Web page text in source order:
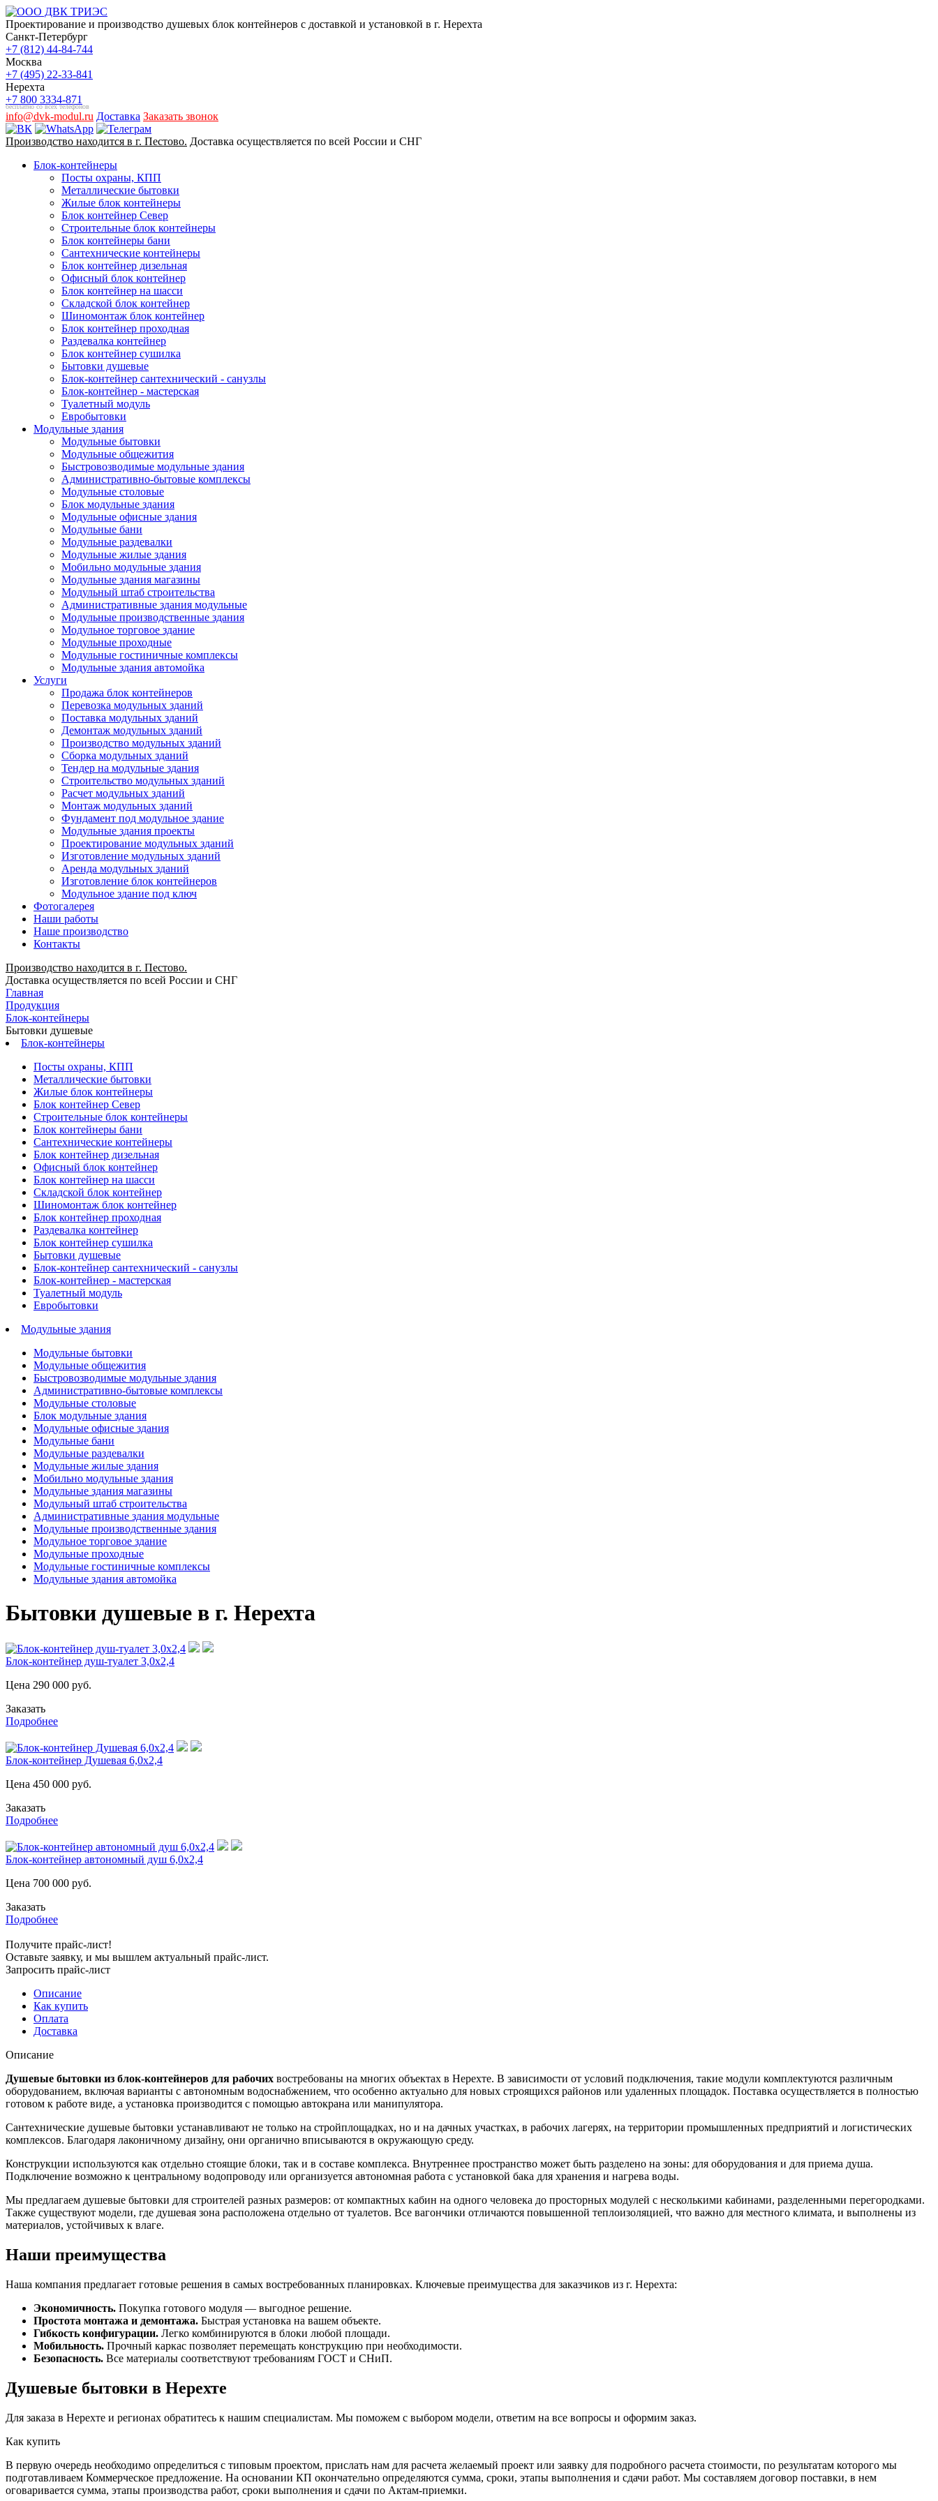
Проектирование и производство душевых блок контейнеров с доставкой и установкой в г. Нерехта
Санкт-Петербург
+7 (812) 44-84-744
Москва
+7 (495) 22-33-841
Нерехта
+7 800 3334-871
бесплатно со всех телефонов
info@dvk-modul.ru Доставка Заказать звонок
Производство находится в г. Пестово. Доставка осуществляется по всей России и СНГ
Блок-контейнеры
Посты охраны, КПП
Металлические бытовки
Жилые блок контейнеры
Блок контейнер Север
Строительные блок контейнеры
Блок контейнеры бани
Сантехнические контейнеры
Блок контейнер дизельная
Офисный блок контейнер
Блок контейнер на шасси
Складской блок контейнер
Шиномонтаж блок контейнер
Блок контейнер проходная
Раздевалка контейнер
Блок контейнер сушилка
Бытовки душевые
Блок-контейнер сантехнический - санузлы
Блок-контейнер - мастерская
Туалетный модуль
Евробытовки
Модульные здания
Модульные бытовки
Модульные общежития
Быстровозводимые модульные здания
Административно-бытовые комплексы
Модульные столовые
Блок модульные здания
Модульные офисные здания
Модульные бани
Модульные раздевалки
Модульные жилые здания
Мобильно модульные здания
Модульные здания магазины
Модульный штаб строительства
Административные здания модульные
Модульные производственные здания
Модульное торговое здание
Модульные проходные
Модульные гостиничные комплексы
Модульные здания автомойка
Услуги
Продажа блок контейнеров
Перевозка модульных зданий
Поставка модульных зданий
Демонтаж модульных зданий
Производство модульных зданий
Сборка модульных зданий
Тендер на модульные здания
Строительство модульных зданий
Расчет модульных зданий
Монтаж модульных зданий
Фундамент под модульное здание
Модульные здания проекты
Проектирование модульных зданий
Изготовление модульных зданий
Аренда модульных зданий
Изготовление блок контейнеров
Модульное здание под ключ
Фотогалерея
Наши работы
Наше производство
Контакты
Производство находится в г. Пестово.
Доставка осуществляется по всей России и СНГ
Главная
Продукция
Блок-контейнеры
Бытовки душевые
Блок-контейнеры
Посты охраны, КПП
Металлические бытовки
Жилые блок контейнеры
Блок контейнер Север
Строительные блок контейнеры
Блок контейнеры бани
Сантехнические контейнеры
Блок контейнер дизельная
Офисный блок контейнер
Блок контейнер на шасси
Складской блок контейнер
Шиномонтаж блок контейнер
Блок контейнер проходная
Раздевалка контейнер
Блок контейнер сушилка
Бытовки душевые
Блок-контейнер сантехнический - санузлы
Блок-контейнер - мастерская
Туалетный модуль
Евробытовки
Модульные здания
Модульные бытовки
Модульные общежития
Быстровозводимые модульные здания
Административно-бытовые комплексы
Модульные столовые
Блок модульные здания
Модульные офисные здания
Модульные бани
Модульные раздевалки
Модульные жилые здания
Мобильно модульные здания
Модульные здания магазины
Модульный штаб строительства
Административные здания модульные
Модульные производственные здания
Модульное торговое здание
Модульные проходные
Модульные гостиничные комплексы
Модульные здания автомойка
Бытовки душевые в г. Нерехта
Блок-контейнер душ-туалет 3,0х2,4
Цена 290 000 руб.
Заказать
Подробнее
Блок-контейнер Душевая 6,0х2,4
Цена 450 000 руб.
Заказать
Подробнее
Блок-контейнер автономный душ 6,0х2,4
Цена 700 000 руб.
Заказать
Подробнее
Получите прайс-лист!
Оставьте заявку, и мы вышлем актуальный прайс-лист.
Запросить прайс-лист
Описание
Как купить
Оплата
Доставка
Описание
Душевые бытовки из блок-контейнеров для рабочих востребованы на многих объектах в Нерехте. В зависимости от условий подключения, такие модули комплектуются различным
оборудованием, включая варианты с автономным водоснабжением, что особенно актуально для новых строящихся районов или удаленных площадок. Поставка осуществляется в полностью
готовом к работе виде, а установка производится с помощью автокрана или манипулятора.
Сантехнические душевые бытовки устанавливают не только на стройплощадках, но и на дачных участках, в рабочих лагерях, на территории промышленных предприятий и логистических
комплексов. Благодаря лаконичному дизайну, они органично вписываются в окружающую среду.
Конструкции используются как отдельно стоящие блоки, так и в составе комплекса. Внутреннее пространство может быть разделено на зоны: для оборудования и для приема душа.
Подключение возможно к центральному водопроводу или организуется автономная работа с установкой бака для хранения и нагрева воды.
Мы предлагаем душевые бытовки для строителей разных размеров: от компактных кабин на одного человека до просторных модулей с несколькими кабинами, разделенными перегородками.
Также существуют модели, где душевая зона расположена отдельно от туалетов. Все вагончики отличаются повышенной теплоизоляцией, что важно для местного климата, и выполнены из
материалов, устойчивых к влаге.
Наши преимущества
Наша компания предлагает готовые решения в самых востребованных планировках. Ключевые преимущества для заказчиков из г. Нерехта:
Экономичность. Покупка готового модуля — выгодное решение.
Простота монтажа и демонтажа. Быстрая установка на вашем объекте.
Гибкость конфигурации. Легко комбинируются в блоки любой площади.
Мобильность. Прочный каркас позволяет перемещать конструкцию при необходимости.
Безопасность. Все материалы соответствуют требованиям ГОСТ и СНиП.
Душевые бытовки в Нерехте
Для заказа в Нерехте и регионах обратитесь к нашим специалистам. Мы поможем с выбором модели, ответим на все вопросы и оформим заказ.
Как купить
В первую очередь необходимо определиться с типовым проектом, прислать нам для расчета желаемый проект или заявку для подробного расчета стоимости, по результатам которого мы
подготавливаем Коммерческое предложение. На основании КП окончательно определяются сумма, сроки, этапы выполнения и сдачи работ. Мы составляем договор поставки, в нем
оговаривается сумма, этапы производства работ, сроки выполнения и сдачи по Актам-приемки.